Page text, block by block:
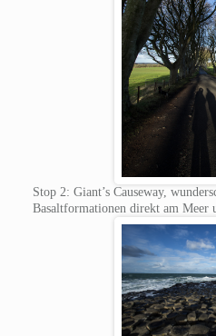
Stop 2: Giant’s Causeway,
Basaltformationen direkt am Meer